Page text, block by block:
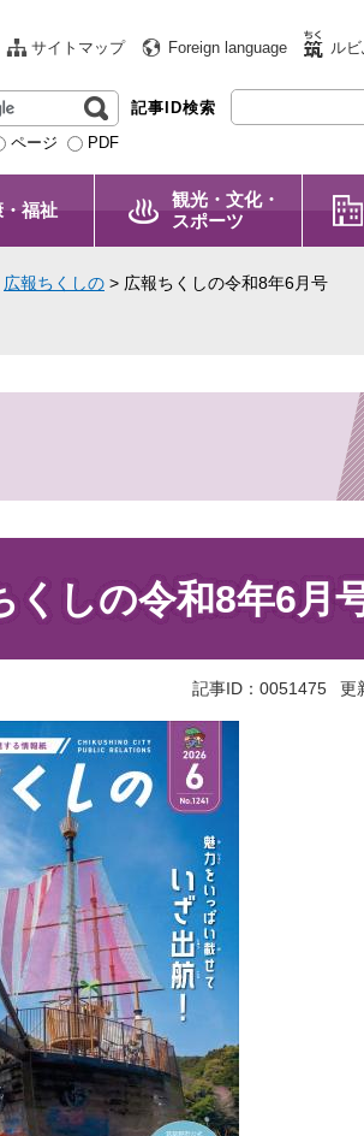
サイトマップ Foreign language ルビ
ページ PDF
記事ID検索
福祉
観光・文化・
スポーツ
広報ちくしの > 広報ちくしの令和8年6月号
くしの令和8年6月
記事ID：0051475 更